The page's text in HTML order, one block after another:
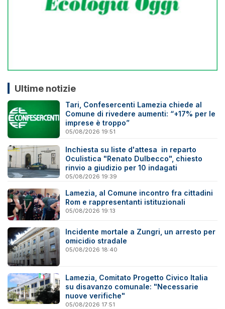
Ultime notizie
Tari, Confesercenti Lamezia chiede al
Comune di rivedere aumenti: “+17% per le
imprese è troppo”
05/08/2026 19:51
Inchiesta su liste d'attesa in reparto
Oculistica "Renato Dulbecco", chiesto
rinvio a giudizio per 10 indagati
05/08/2026 19:39
Lamezia, al Comune incontro fra cittadini
Rom e rappresentanti istituzionali
05/08/2026 19:13
Incidente mortale a Zungri, un arresto per
omicidio stradale
05/08/2026 18:40
Lamezia, Comitato Progetto Civico Italia
su disavanzo comunale: "Necessarie
nuove verifiche"
05/08/2026 17:51